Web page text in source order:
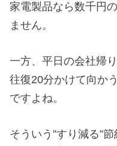
家電製品なら数千円
ません。
一方、平日の会社帰
往復20分かけて向か
ですよね。
そういう”すり減る”